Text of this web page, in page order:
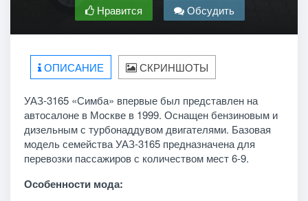
Нравится
Обсудить
ОПИСАНИЕ СКРИНШОТЫ
УАЗ-3165 «Симба» впервые был представлен на
автосалоне в Москве в 1999. Оснащен бензиновым и
дизельным с турбонаддувом двигателями. Базовая
модель семейства УАЗ-3165 предназначена для
перевозки пассажиров с количеством мест 6-9.
Особенности мода: